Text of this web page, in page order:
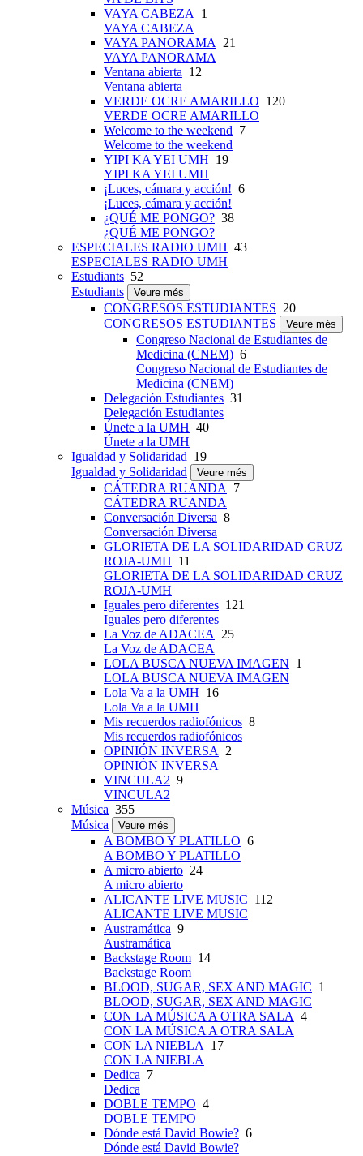
VAYA CABEZA 1
VAYA CABEZA
VAYA PANORAMA 21
VAYA PANORAMA
Ventana abierta 12
Ventana abierta
VERDE OCRE AMARILLO 120
VERDE OCRE AMARILLO
Welcome to the weekend 7
Welcome to the weekend
YIPI KA YEI UMH 19
YIPI KA YEI UMH
¡Luces, cámara y acción! 6
¡Luces, cámara y acción!
¿QUÉ ME PONGO? 38
¿QUÉ ME PONGO?
ESPECIALES RADIO UMH 43
ESPECIALES RADIO UMH
Estudiants 52
Estudiants
Veure més
CONGRESOS ESTUDIANTES 20
CONGRESOS ESTUDIANTES
Veure més
Congreso Nacional de Estudiantes de
Medicina (CNEM) 6
Congreso Nacional de Estudiantes de
Medicina (CNEM)
Delegación Estudiantes 31
Delegación Estudiantes
Únete a la UMH 40
Únete a la UMH
Igualdad y Solidaridad 19
Igualdad y Solidaridad
Veure més
CÁTEDRA RUANDA 7
CÁTEDRA RUANDA
Conversación Diversa 8
Conversación Diversa
GLORIETA DE LA SOLIDARIDAD CRUZ
ROJA-UMH 11
GLORIETA DE LA SOLIDARIDAD CRUZ
ROJA-UMH
Iguales pero diferentes 121
Iguales pero diferentes
La Voz de ADACEA 25
La Voz de ADACEA
LOLA BUSCA NUEVA IMAGEN 1
LOLA BUSCA NUEVA IMAGEN
Lola Va a la UMH 16
Lola Va a la UMH
Mis recuerdos radiofónicos 8
Mis recuerdos radiofónicos
OPINIÓN INVERSA 2
OPINIÓN INVERSA
VINCULA2 9
VINCULA2
Música 355
Música
Veure més
A BOMBO Y PLATILLO 6
A BOMBO Y PLATILLO
A micro abierto 24
A micro abierto
ALICANTE LIVE MUSIC 112
ALICANTE LIVE MUSIC
Austramática 9
Austramática
Backstage Room 14
Backstage Room
BLOOD, SUGAR, SEX AND MAGIC 1
BLOOD, SUGAR, SEX AND MAGIC
CON LA MÚSICA A OTRA SALA 4
CON LA MÚSICA A OTRA SALA
CON LA NIEBLA 17
CON LA NIEBLA
Dedica 7
Dedica
DOBLE TEMPO 4
DOBLE TEMPO
Dónde está David Bowie? 6
Dónde está David Bowie?